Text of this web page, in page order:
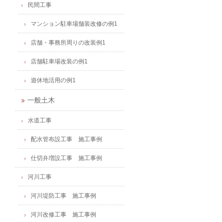
民間工事
マンション駐車場舗装改修の例1
店舗・事務所周りの改装例1
店舗駐車場改装の例1
遊休地活用の例1
一般土木
水道工事
配水管布設工事 施工事例
仕切弁増設工事 施工事例
河川工事
河川堤防工事 施工事例
河川改修工事 施工事例